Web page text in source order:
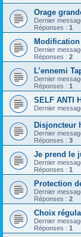
Orage
Dernier
Réponses : 1
Dernier
Réponses : 2
L’ennemi
Dernier
Réponses : 1
SELF ANTI
Dernier
Disjoncteur
Dernier
Réponses : 3
Je prend le
Dernier
Réponses : 1
Protection
Dernier
Réponses : 2
Choix
Dernier
Réponses : 1